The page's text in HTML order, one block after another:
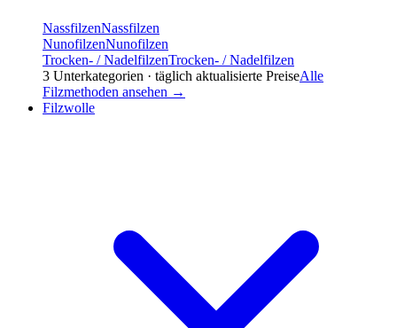
NassfilzenNassfilzen
NunofilzenNunofilzen
Trocken- / NadelfilzenTrocken- / Nadelfilzen
3 Unterkategorien · täglich aktualisierte PreiseAlle
Filzmethoden ansehen →
Filzwolle